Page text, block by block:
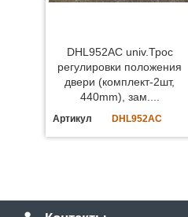
DHL952AC univ.Трос
регулировки положения
двери (комплект-2шт,
440mm), зам....
Артикул DHL952AC